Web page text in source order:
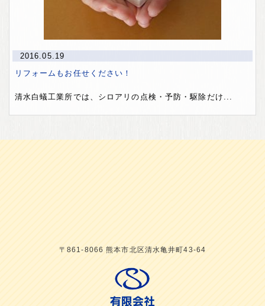
2016.05.19
リフォームもお任せください！
清水白蟻工業所では、シロアリの点検・予防・駆除だけ...
〒861-8066 熊本市北区清水亀井町43-64